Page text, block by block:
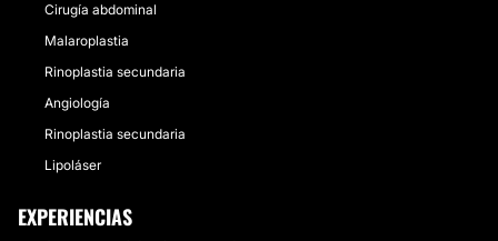
Cirugía abdominal
Malaroplastia
Rinoplastia secundaria
Angiología
Rinoplastia secundaria
Lipoláser
EXPERIENCIAS